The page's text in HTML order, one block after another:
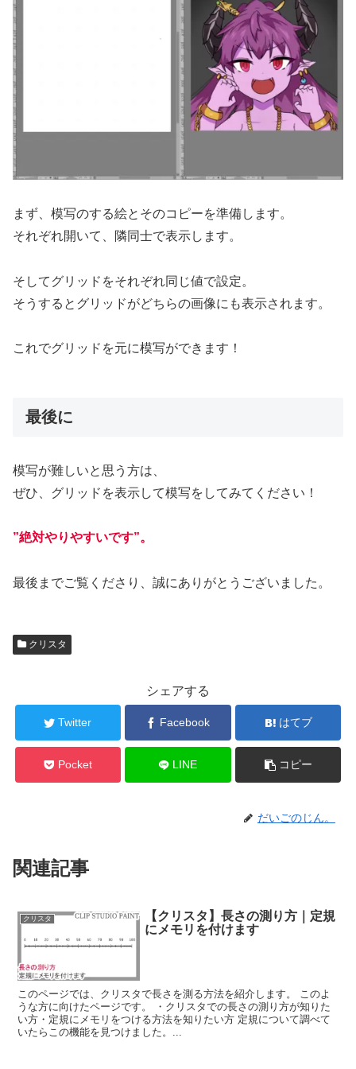
まず、模写のする絵とそのコピーを準備します。
それぞれ開いて、隣同士で表示します。
そしてグリッドをそれぞれ同じ値で設定。
そうするとグリッドがどちらの画像にも表示されます。
これでグリッドを元に模写ができます！
最後に
模写が難しいと思う方は、
ぜひ、グリッドを表示して模写をしてみてください！
”絶対やりやすいです”。
最後までご覧くださり、誠にありがとうございました。
クリスタ
シェアする
Twitter Facebook はてブ
Pocket LINE コピー
だいごのじん。
関連記事
クリスタ
【クリスタ】長さの測り方｜定規
にメモリを付けます
このページでは、クリスタで長さを測る方法を紹介します。 このよ
うな方に向けたページです。 ・クリスタでの長さの測り方が知りた
い方・定規にメモリをつける方法を知りたい方 定規について調べて
いたらこの機能を見つけました。...